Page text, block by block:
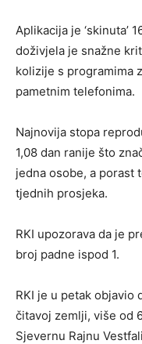
Aplikacija je ‘skinuta’
doživjela je snažne
kolizije s programima
pametnim telefonima.
Najnovija stopa
1,08 dan ranije što
jedna osobe, a porast
tjednih prosjeka.
RKI upozorava da je
broj padne ispod 1.
RKI je u petak objavio
čitavoj zemlji, više od
Sjevernu Rajnu